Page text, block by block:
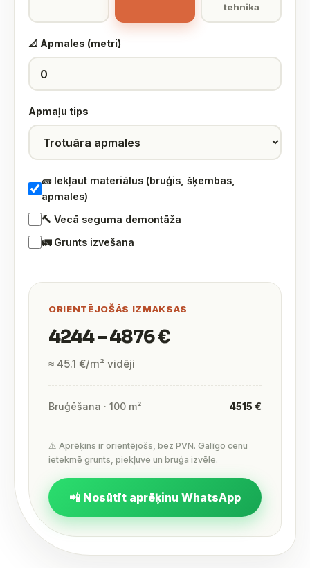
tehnika
📐 Apmales (metri)
Apmaļu tips
🧱 Iekļaut materiālus (bruģis, šķembas,
apmales)
🔨 Vecā seguma demontāža
🚛 Grunts izvešana
ORIENTĒJOŠĀS IZMAKSAS
4244 – 4876 €
≈ 45.1 €/m² vidēji
Bruģēšana · 100 m² 4515 €
⚠️ Aprēķins ir orientējošs, bez PVN. Galīgo cenu
ietekmē grunts, piekļuve un bruģa izvēle.
📲 Nosūtīt aprēķinu WhatsApp